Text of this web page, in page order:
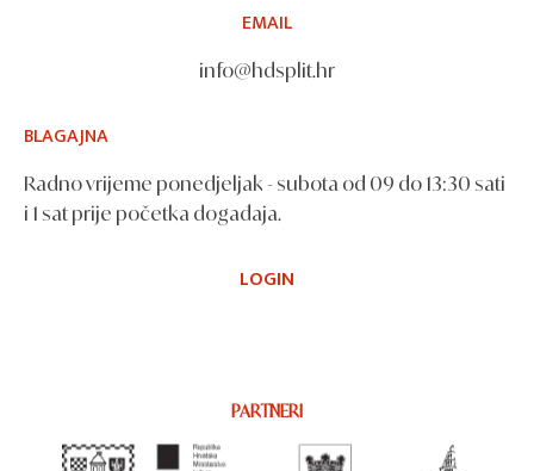
EMAIL
info@hdsplit.hr
BLAGAJNA
Radno vrijeme ponedjeljak - subota od 09 do 13:30 sati
i 1 sat prije početka događaja.
LOGIN
PARTNERI